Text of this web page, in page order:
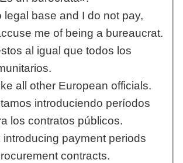
legal base and I do not pay,
me of being a bureaucrat.
al igual que todos los
all other European officials.
introduciendo períodos
los contratos públicos.
introducing payment periods
contracts.